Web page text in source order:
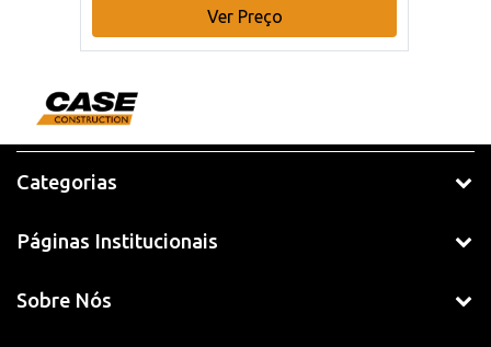
Ver Preço
Categorias
Páginas Institucionais
Sobre Nós